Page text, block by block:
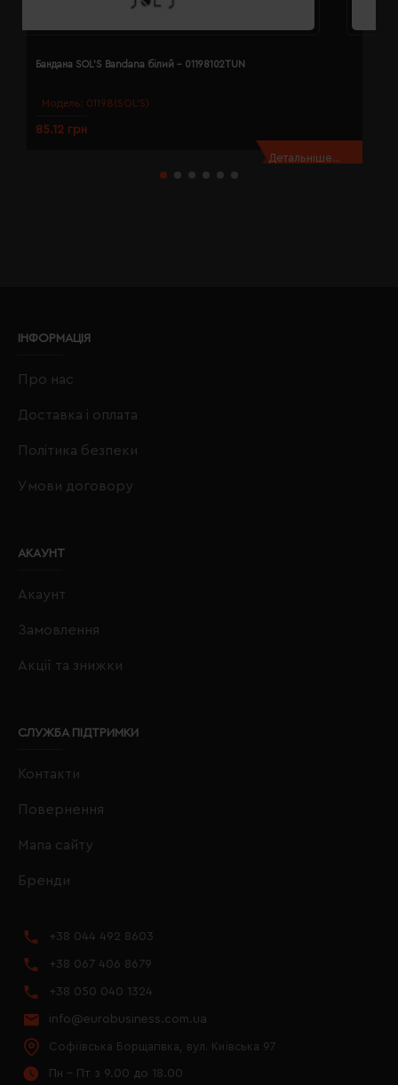
Модель: 01198(SOL’S)
Бандана SOL'S Bandana білий - 01198102TUN
85.12 грн
Детальніше...
ІНФОРМАЦІЯ
Про нас
Доставка і оплата
Політика безпеки
Умови договору
АКАУНТ
Акаунт
Замовлення
Акції та знижки
СЛУЖБА ПІДТРИМКИ
Контакти
Повернення
Мапа сайту
Бренди
+38 044 492 8603
+38 067 406 8679
+38 050 040 1324
info@eurobusiness.com.ua
Софіївська Борщагівка, вул. Київська 97
Пн - Пт з 9.00 до 18.00